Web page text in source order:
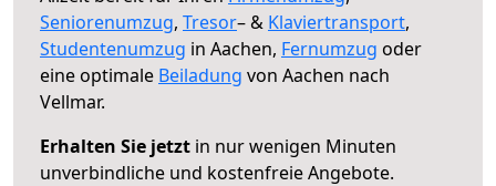
Seniorenumzug, Tresor– & Klaviertransport,
Studentenumzug in Aachen, Fernumzug oder
eine optimale Beiladung von Aachen nach
Vellmar.
Erhalten Sie jetzt in nur wenigen Minuten
unverbindliche und kostenfreie Angebote.